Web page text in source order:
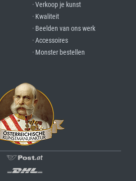
· Verkoop je kunst
· Kwaliteit
· Beelden van ons werk
· Accessoires
· Monster bestellen